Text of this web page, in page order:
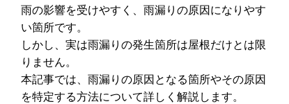
雨の影響を受けやすく、雨漏りの原因になりやす
い箇所です。
しかし、実は雨漏りの発生箇所は屋根だけとは限
りません。
本記事では、雨漏りの原因となる箇所やその原因
を特定する方法について詳しく解説します。